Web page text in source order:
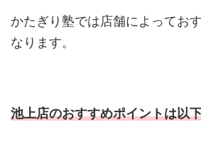
かたぎり塾では店舗によってお
なります。
池上店のおすすめポイントは以